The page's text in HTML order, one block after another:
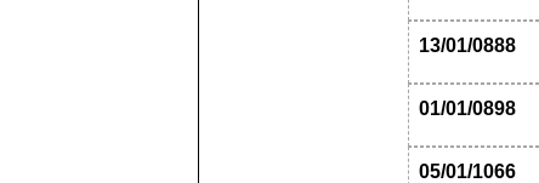
13/01/0888
01/01/0898
05/01/1066